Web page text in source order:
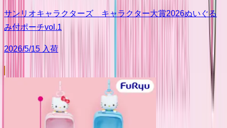
サンリオキャラクターズ キャラクター大賞2026ぬいぐる
み付ポーチvol.1
2026/5/15 入荷